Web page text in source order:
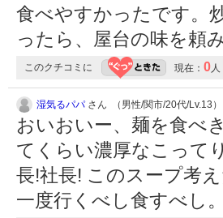
食べやすかったです。
ったら、屋台の味を頼
このクチコミに 現在： 0人
湿気るパパさん （男性/関市/20代/Lv.13）
おいおいー、麺を食べ
てくらい濃厚なこって
長!社長! このスープ考
一度行くべし食すべし。